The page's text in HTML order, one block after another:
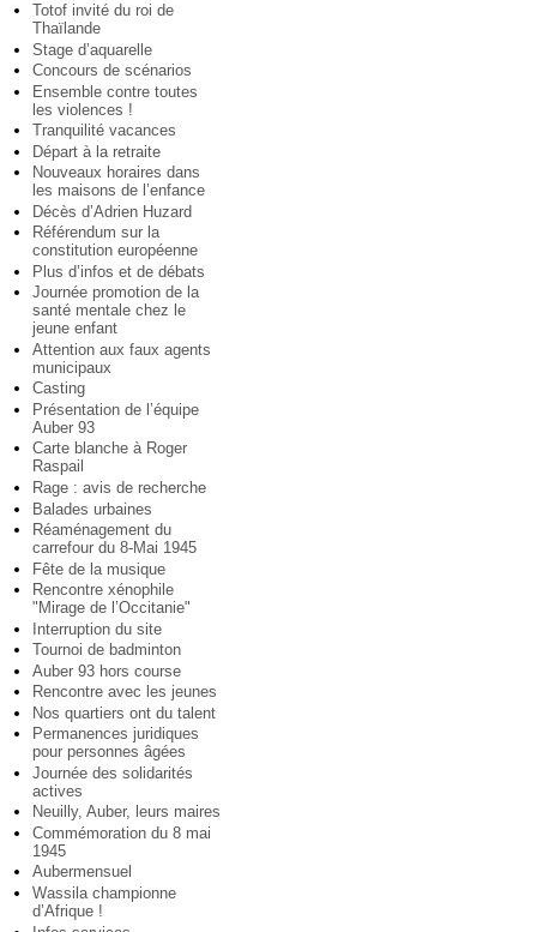
Totof invité du roi de
Thaïlande
Stage d’aquarelle
Concours de scénarios
Ensemble contre toutes
les violences !
Tranquilité vacances
Départ à la retraite
Nouveaux horaires dans
les maisons de l’enfance
Décès d’Adrien Huzard
Référendum sur la
constitution européenne
Plus d’infos et de débats
Journée promotion de la
santé mentale chez le
jeune enfant
Attention aux faux agents
municipaux
Casting
Présentation de l’équipe
Auber 93
Carte blanche à Roger
Raspail
Rage : avis de recherche
Balades urbaines
Réaménagement du
carrefour du 8-Mai 1945
Fête de la musique
Rencontre xénophile
"Mirage de l’Occitanie"
Interruption du site
Tournoi de badminton
Auber 93 hors course
Rencontre avec les jeunes
Nos quartiers ont du talent
Permanences juridiques
pour personnes âgées
Journée des solidarités
actives
Neuilly, Auber, leurs maires
Commémoration du 8 mai
1945
Aubermensuel
Wassila championne
d’Afrique !